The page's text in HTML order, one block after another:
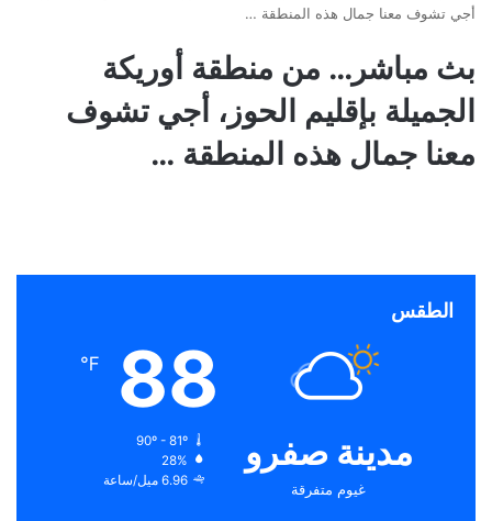
أجي تشوف معنا جمال هذه المنطقة …
بث مباشر… من منطقة أوريكة
الجميلة بإقليم الحوز، أجي تشوف
معنا جمال هذه المنطقة …
الطقس
مدينة صفرو
غيوم متفرقة
88
℉
90º - 81º
28%
6.96 ميل/ساعة